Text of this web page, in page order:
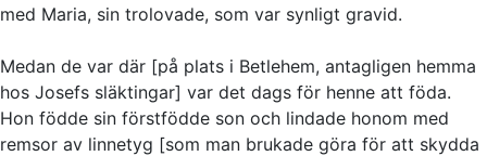
med Maria, sin trolovade, som var synligt gravid.
Medan de var där [på plats i Betlehem, antagligen hemma
hos Josefs släktingar] var det dags för henne att föda.
Hon födde sin förstfödde son och lindade honom med
remsor av linnetyg [som man brukade göra för att skydda